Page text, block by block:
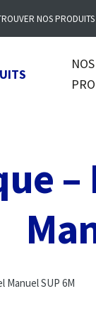
NOS PRODUITS
NOS
SUP 6M